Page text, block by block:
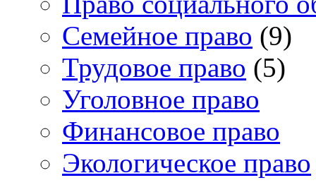
Семейное право (9)
Трудовое право (5)
Уголовное право
Финансовое право
Экологическое право